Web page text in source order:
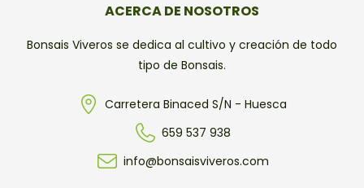
ACERCA DE NOSOTROS
Bonsais Viveros se dedica al cultivo y creación de todo
tipo de Bonsais.
Carretera Binaced S/N - Huesca
659 537 938
info@bonsaisviveros.com